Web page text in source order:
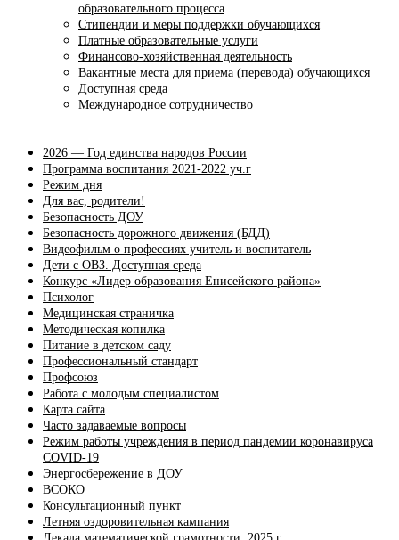
образовательного процесса
Стипендии и меры поддержки обучающихся
Платные образовательные услуги
Финансово-хозяйственная деятельность
Вакантные места для приема (перевода) обучающихся
Доступная среда
Международное сотрудничество
2026 — Год единства народов России
Программа воспитания 2021-2022 уч.г
Режим дня
Для вас, родители!
Безопасность ДОУ
Безопасность дорожного движения (БДД)
Видеофильм о профессиях учитель и воспитатель
Дети с ОВЗ. Доступная среда
Конкурс «Лидер образования Енисейского района»
Психолог
Медицинская страничка
Методическая копилка
Питание в детском саду
Профессиональный стандарт
Профсоюз
Работа с молодым специалистом
Карта сайта
Часто задаваемые вопросы
Режим работы учреждения в период пандемии коронавируса
COVID-19
Энергосбережение в ДОУ
ВСОКО
Консультационный пункт
Летняя оздоровительная кампания